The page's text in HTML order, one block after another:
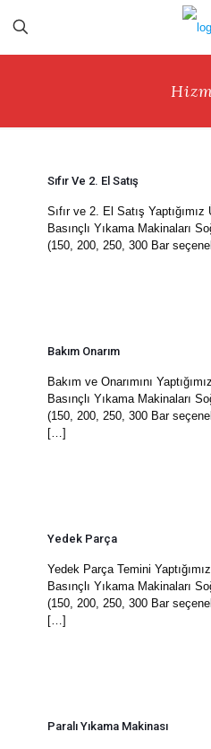
Sıfır Ve 2. El Satış
Sıfır ve 2. El Satış
Basınçlı Yıkama Makinaları
(150, 200, 250, 300 Bar
Bakım Onarım
Bakım ve Onarımını
Basınçlı Yıkama Makinaları
(150, 200, 250, 300 Bar
[…]
Yedek Parça
Yedek Parça Temini
Basınçlı Yıkama Makinaları
(150, 200, 250, 300 Bar
[…]
Paralı Yıkama Makinası